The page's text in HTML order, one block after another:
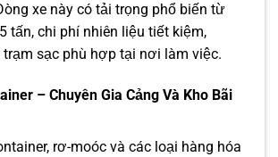
xe này có tải trọng phổ biến từ
tấn, chi phí nhiên liệu tiết kiệm,
sạc phù hợp tại nơi làm việc.
– Chuyên Gia Cảng Và Kho Bãi
rơ-moóc và các loại hàng hóa